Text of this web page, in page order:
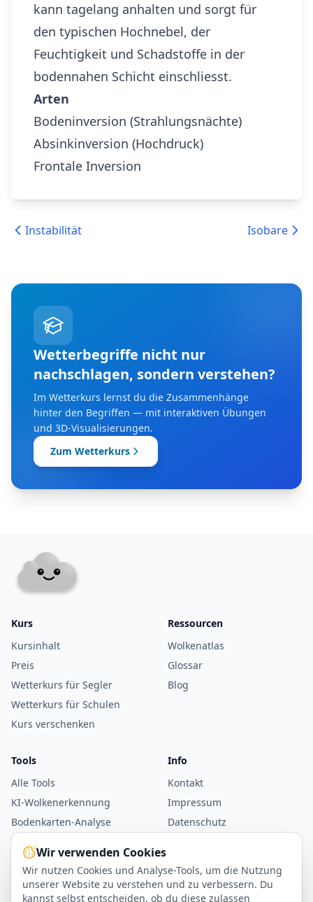
kann tagelang anhalten und sorgt für
den typischen Hochnebel, der
Feuchtigkeit und Schadstoffe in der
bodennahen Schicht einschliesst.
Arten
Bodeninversion (Strahlungsnächte)
Absinkinversion (Hochdruck)
Frontale Inversion
Instabilität Isobare
Wetterbegriffe nicht nur
nachschlagen, sondern verstehen?
Im Wetterkurs lernst du die Zusammenhänge
hinter den Begriffen — mit interaktiven Übungen
und 3D-Visualisierungen.
Zum Wetterkurs
Kurs
Kursinhalt
Preis
Wetterkurs für Segler
Wetterkurs für Schulen
Kurs verschenken
Ressourcen
Wolkenatlas
Glossar
Blog
Tools
Alle Tools
KI-Wolkenerkennung
Bodenkarten-Analyse
Windrechner
WMO-Parser
Beaufort-Skala
Info
Kontakt
Impressum
Datenschutz
Wir verwenden Cookies
Wir nutzen Cookies und Analyse-Tools, um die Nutzung
unserer Website zu verstehen und zu verbessern. Du
kannst selbst entscheiden, ob du diese zulassen